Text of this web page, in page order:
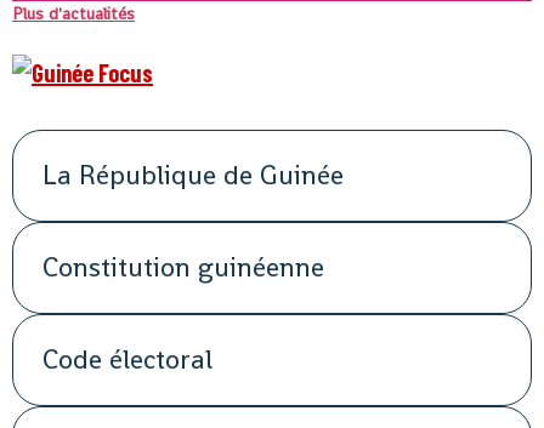
Plus d'actualités
La République de Guinée
Constitution guinéenne
Code électoral